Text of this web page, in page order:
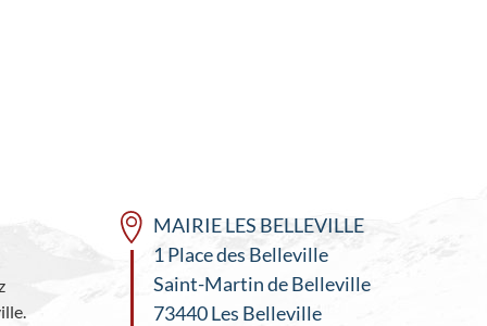
MAIRIE LES BELLEVILLE
1 Place des Belleville
Saint-Martin de Belleville
73440 Les Belleville